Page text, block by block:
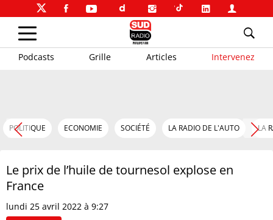
Podcasts Grille Articles Intervenez
POLITIQUE ECONOMIE SOCIÉTÉ LA RADIO DE L'AUTO LA
Le prix de l’huile de tournesol explose en
France
lundi 25 avril 2022 à 9:27